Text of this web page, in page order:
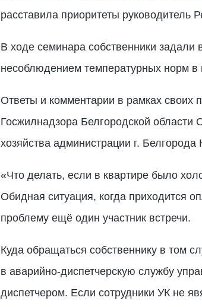
расставила приоритеты
В ходе семинара собственники задали
несоблюдением температурных норм в
Ответы и комментарии в рамках своих
Госжилнадзора Белгородской области
хозяйства администрации г. Белгорода
«Что делать, если в квартире было
Обидная ситуация, когда приходится
проблему ещё один участник встречи.
Куда обращаться собственнику в том
в аварийно-диспетчерскую службу
диспетчером. Если сотрудники УК не